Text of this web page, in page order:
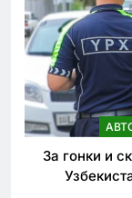
За гонки и